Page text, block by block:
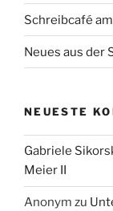
Schreibcafé
Neues aus der
NEUESTE
Gabriele
Meier II
Anonym zu